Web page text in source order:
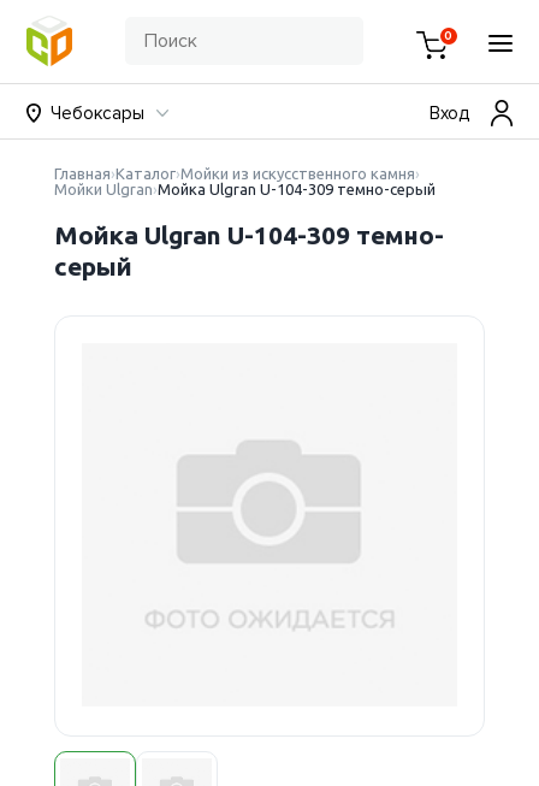
0
Чебоксары Вход
Главная Каталог Мойки из искусственного камня
Мойки Ulgran Мойка Ulgran U-104-309 темно-серый
Мойка Ulgran U-104-309 темно-
серый